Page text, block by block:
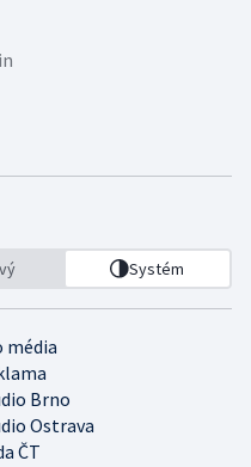
Systém
média
Brno
Ostrava
ČT